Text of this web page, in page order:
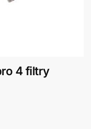
4 filtry